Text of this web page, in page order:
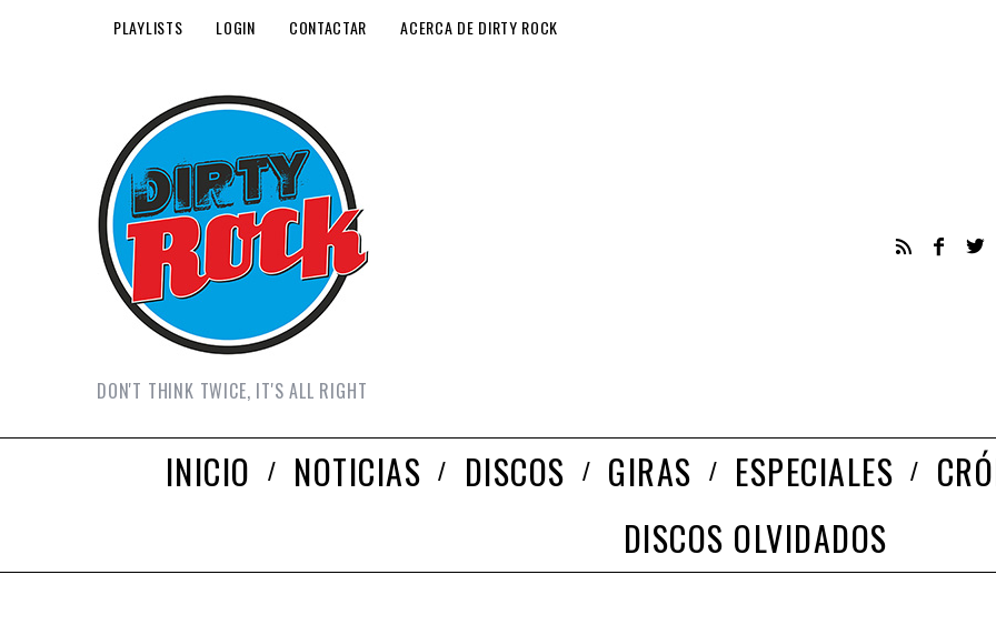
PLAYLISTS LOGIN CONTACTAR ACERCA DE DIRTY ROCK
DON'T THINK TWICE, IT'S ALL RIGHT
INICIO NOTICIAS DISCOS GIRAS ESPECIALES
DISCOS OLVIDADOS